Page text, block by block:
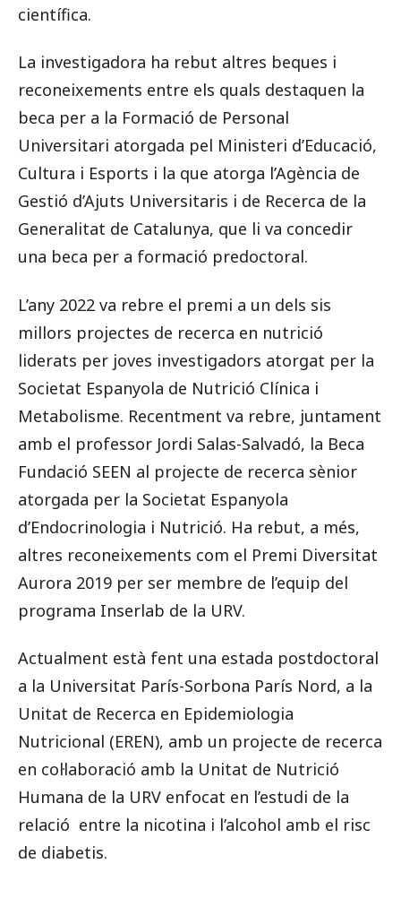
científica.
La investigadora ha rebut altres beques i
reconeixements entre els quals destaquen la
beca per a la Formació de Personal
Universitari atorgada pel Ministeri d’Educació,
Cultura i Esports i la que atorga l’Agència de
Gestió d’Ajuts Universitaris i de Recerca de la
Generalitat de Catalunya, que li va concedir
una beca per a formació predoctoral.
L’any 2022 va rebre el premi a un dels sis
millors projectes de recerca en nutrició
liderats per joves investigadors atorgat per la
Societat Espanyola de Nutrició Clínica i
Metabolisme. Recentment va rebre, juntament
amb el professor Jordi Salas-Salvadó, la Beca
Fundació SEEN al projecte de recerca sènior
atorgada per la Societat Espanyola
d’Endocrinologia i Nutrició. Ha rebut, a més,
altres reconeixements com el Premi Diversitat
Aurora 2019 per ser membre de l’equip del
programa Inserlab de la URV.
Actualment està fent una estada postdoctoral
a la Universitat París-Sorbona París Nord, a la
Unitat de Recerca en Epidemiologia
Nutricional (EREN), amb un projecte de recerca
en col·laboració amb la Unitat de Nutrició
Humana de la URV enfocat en l’estudi de la
relació entre la nicotina i l’alcohol amb el risc
de diabetis.